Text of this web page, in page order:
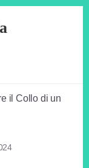
il Collo di un